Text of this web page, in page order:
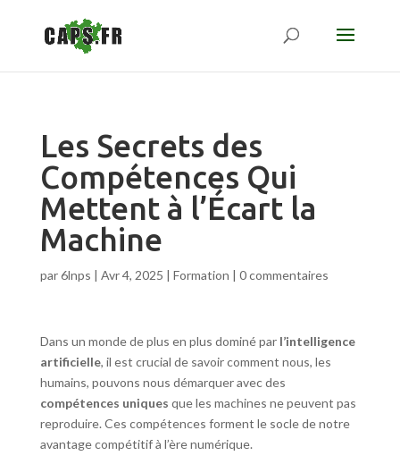
Les Secrets des
Compétences Qui
Mettent à l’Écart la
Machine
par6lnps | Avr 4, 2025 | Formation | 0 commentaires
Dans un monde de plus en plus dominé par l’intelligence
artificielle, il est crucial de savoir comment nous, les
humains, pouvons nous démarquer avec des
compétences uniques que les machines ne peuvent pas
reproduire. Ces compétences forment le socle de notre
avantage compétitif à l’ère numérique.